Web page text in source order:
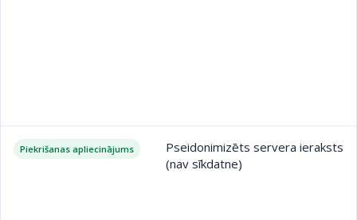
Piekrišanas apliecinājums
Pseidonimizēts servera ieraksts
(nav sīkdatne)